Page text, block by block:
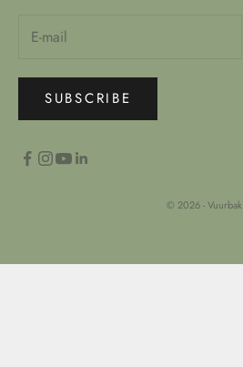
SUBSCRIBE
© 2026 - Vuurbak